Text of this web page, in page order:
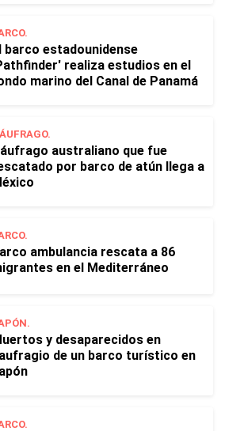
barco estadounidense
realiza estudios en el
marino del Canal de Panamá
australiano que fue
por barco de atún llega a
ambulancia rescata a 86
en el Mediterráneo
y desaparecidos en
de un barco turístico en